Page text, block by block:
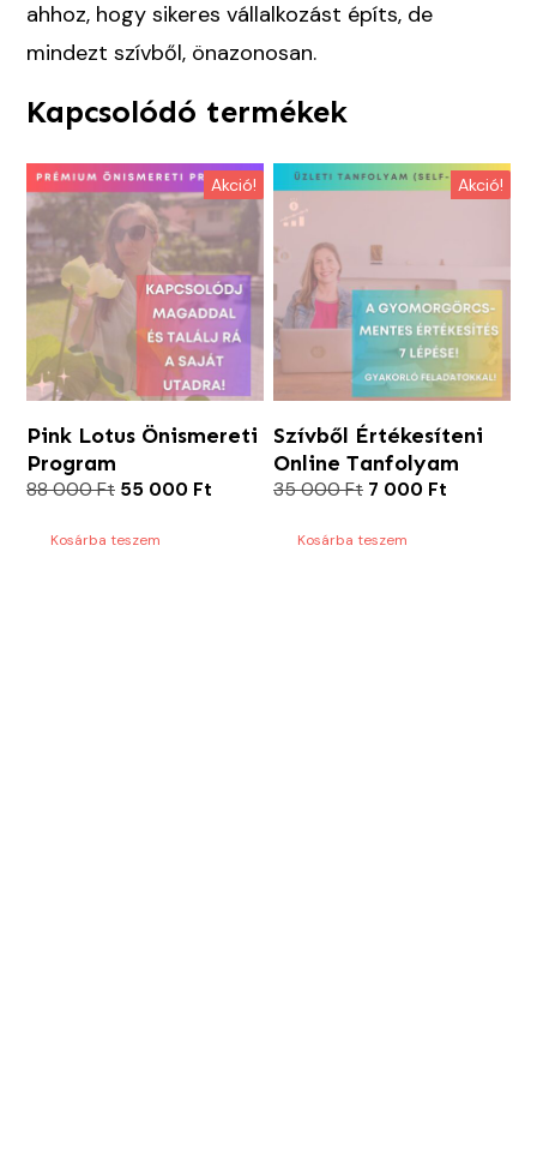
ahhoz, hogy sikeres vállalkozást építs, de
mindezt szívből, önazonosan.
Kapcsolódó termékek
Akció!
Pink Lotus Önismereti
Program
88 000Ft Original
was:
55 000 Ft Current
Kosárba teszem
Akció!
Szívből Értékesíteni
Online Tanfolyam
35 000Ft Original
was:
7 000 Ft
Kosárba teszem